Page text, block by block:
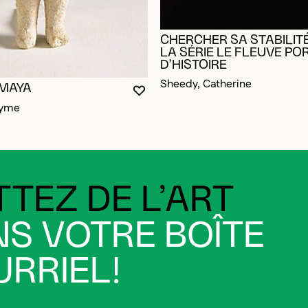
CONNECTÉ POUR AJOUTER AUX FAVORIS
VOUS DEVEZ ÊTRE CONNECTÉ
FERMER LA MODALE
OUVRIR LA MODALE
CHERCHER SA
LA SÉRIE LE FLEUVE
D’HISTOIRE
Sheedy, Catherine
DE L’ART
VOTRE BOÎTE